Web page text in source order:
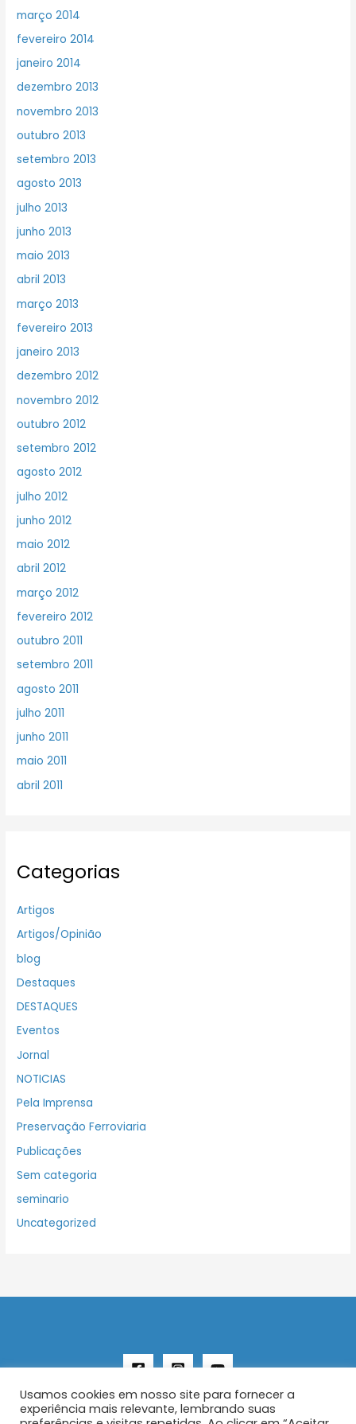
março 2014
fevereiro 2014
janeiro 2014
dezembro 2013
novembro 2013
outubro 2013
setembro 2013
agosto 2013
julho 2013
junho 2013
maio 2013
abril 2013
março 2013
fevereiro 2013
janeiro 2013
dezembro 2012
novembro 2012
outubro 2012
setembro 2012
agosto 2012
julho 2012
junho 2012
maio 2012
abril 2012
março 2012
fevereiro 2012
outubro 2011
setembro 2011
agosto 2011
julho 2011
junho 2011
maio 2011
abril 2011
Categorias
Artigos
Artigos/Opinião
blog
Destaques
DESTAQUES
Eventos
Jornal
NOTICIAS
Pela Imprensa
Preservação Ferroviaria
Publicações
Sem categoria
seminario
Uncategorized
Usamos cookies em nosso site para fornecer a
experiência mais relevante, lembrando suas